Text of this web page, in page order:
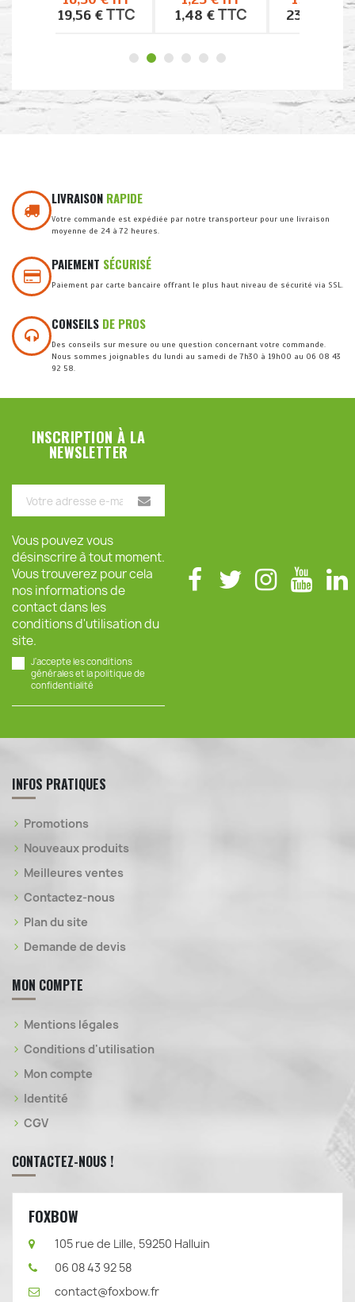
19,56 €TTC
1,48 € TTC
23,12 €
LIVRAISON RAPIDE
Votre commande est expédiée par notre transporteur pour une livraison
moyenne de 24 à 72 heures.
PAIEMENT SÉCURISÉ
Paiement par carte bancaire offrant le plus haut niveau de sécurité via SSL.
CONSEILS DE PROS
Des conseils sur mesure ou une question concernant votre commande.
Nous sommes joignables du lundi au samedi de 7h30 à 19h00 au 06 08 43
92 58.
INSCRIPTION À LA
NEWSLETTER
Vous pouvez vous
désinscrire à tout moment.
Vous trouverez pour cela
nos informations de
contact dans les
conditions d'utilisation du
site.
J'accepte les conditions
générales et la politique de
confidentialité
INFOS PRATIQUES
Promotions
Nouveaux produits
Meilleures ventes
Contactez-nous
Plan du site
Demande de devis
MON COMPTE
Mentions légales
Conditions d'utilisation
Mon compte
Identité
CGV
CONTACTEZ-NOUS !
FOXBOW
105 rue de Lille, 59250 Halluin
06 08 43 92 58
contact@foxbow.fr